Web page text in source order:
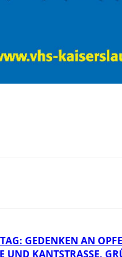
GEDENKEN AN
KANTSTRASSE,